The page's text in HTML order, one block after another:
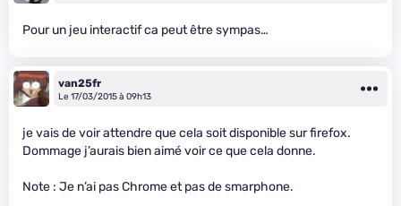
Pour un jeu interactif ca peut être sympas…
van25fr
Le 17/03/2015 à 09h13
je vais de voir attendre que cela soit disponible sur firefox.
Dommage j’aurais bien aimé voir ce que cela donne.
Note : Je n’ai pas Chrome et pas de smarphone.